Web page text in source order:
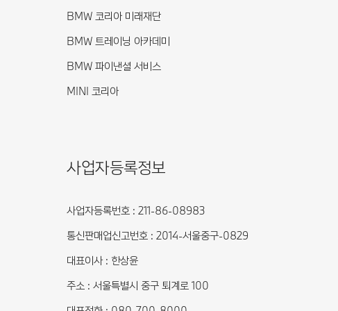
BMW 코리아 미래재단
BMW 트레이닝 아카데미
BMW 파이낸셜 서비스
MINI 코리아
사업자등록정보
사업자등록번호 : 211-86-08983
통신판매업신고번호 : 2014-서울중구-0829
대표이사 : 한상윤
주소 : 서울특별시 중구 퇴계로 100